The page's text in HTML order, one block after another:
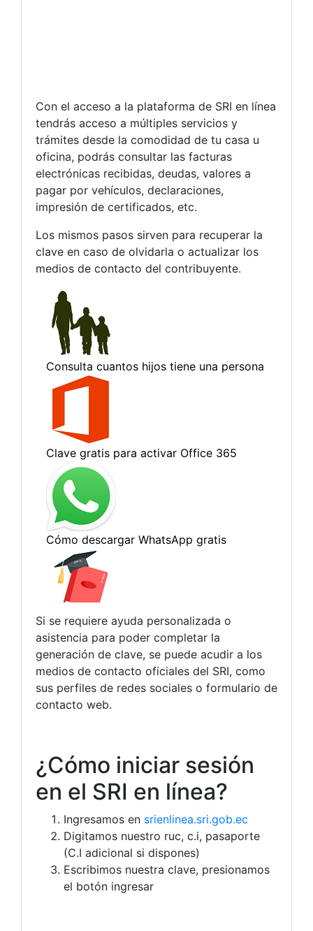
Con el acceso a la plataforma de SRI en línea
tendrás acceso a múltiples servicios y
trámites desde la comodidad de tu casa u
oficina, podrás consultar las facturas
electrónicas recibidas, deudas, valores a
pagar por vehículos, declaraciones,
impresión de certificados, etc.
Los mismos pasos sirven para recuperar la
clave en caso de olvidarla o actualizar los
medios de contacto del contribuyente.
Si se requiere ayuda personalizada o
asistencia para poder completar la
generación de clave, se puede acudir a los
medios de contacto oficiales del SRI, como
sus perfiles de redes sociales o formulario de
contacto web.
¿Cómo iniciar sesión
en el SRI en línea?
Ingresamos en srienlinea.sri.gob.ec
Digitamos nuestro ruc, c.i, pasaporte
(C.I adicional si dispones)
Escribimos nuestra clave, presionamos
el botón ingresar